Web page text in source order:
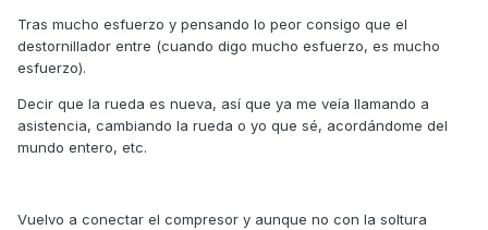
Tras mucho esfuerzo y pensando lo peor consigo que el
destornillador entre (cuando digo mucho esfuerzo, es mucho
esfuerzo).
Decir que la rueda es nueva, así que ya me veía llamando a
asistencia, cambiando la rueda o yo que sé, acordándome del
mundo entero, etc.
Vuelvo a conectar el compresor y aunque no con la soltura